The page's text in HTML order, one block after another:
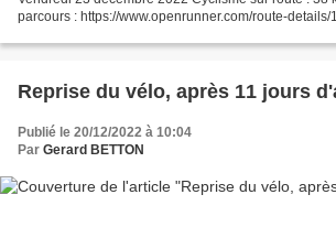
parcours : https://www.openrunner.com/route-
Reprise du vélo, après 11 jours
Publié le 20/12/2022 à 10:04
Par Gerard BETTON